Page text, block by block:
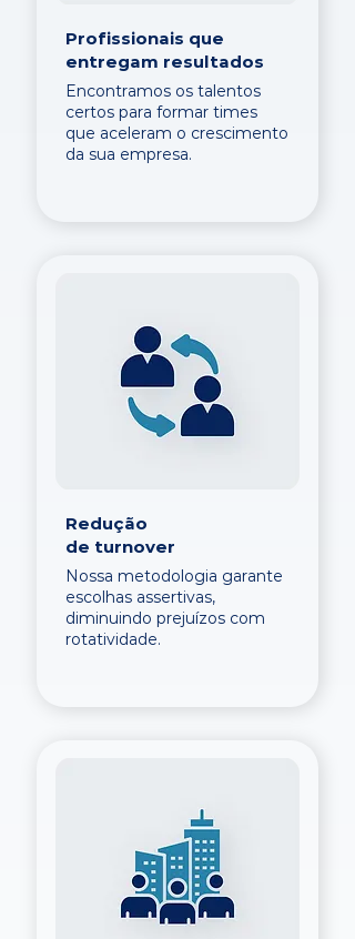
Profissionais que
entregam resultados
Encontramos os talentos
certos para formar times
que aceleram o crescimento
da sua empresa.
Redução
de turnover
Nossa metodologia garante
escolhas assertivas,
diminuindo prejuízos com
rotatividade.